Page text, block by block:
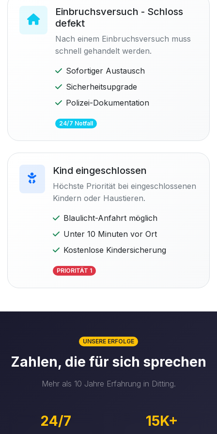
Einbruchsversuch - Schloss
defekt
Nach einem Einbruchsversuch muss
schnell gehandelt werden.
Sofortiger Austausch
Sicherheitsupgrade
Polizei-Dokumentation
24/7 Notfall
Kind eingeschlossen
Höchste Priorität bei eingeschlossenen
Kindern oder Haustieren.
Blaulicht-Anfahrt möglich
Unter 10 Minuten vor Ort
Kostenlose Kindersicherung
PRIORITÄT 1
UNSERE ERFOLGE
Zahlen, die für sich sprechen
Mehr als 10 Jahre Erfahrung in Ditting.
24/7 15K+